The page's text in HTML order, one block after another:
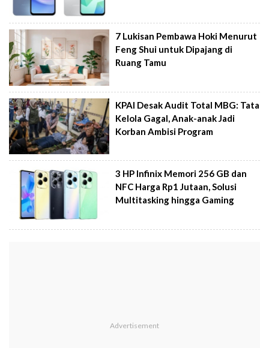
7 Lukisan Pembawa Hoki Menurut
Feng Shui untuk Dipajang di
Ruang Tamu
KPAI Desak Audit Total MBG: Tata
Kelola Gagal, Anak-anak Jadi
Korban Ambisi Program
3 HP Infinix Memori 256 GB dan
NFC Harga Rp1 Jutaan, Solusi
Multitasking hingga Gaming